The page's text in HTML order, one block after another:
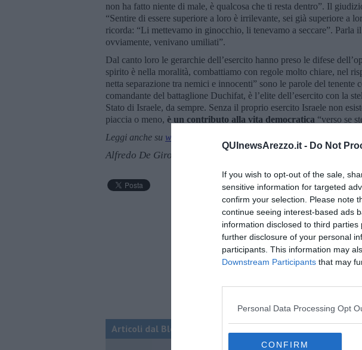
QUInewsArezzo.it - Do Not
If you wish to opt-out of the sale,
sensitive information for targeted
confirm your selection. Please note
continue seeing interest-based ads
information disclosed to third
further disclosure of your personal
participants. This information may
Downstream Participants that may
Personal Data Processing Opt
CONFIRM
non ha fatto niente di male, è qualcosa che ti resta dentro”. Il
“Sentire di essere superiore a loro è irrilevante, sei già superiore a
ricorda: “Li mettevamo in ginocchio, li tenevamo a seccare”. Parla
ovviamente, venivano umiliati”.
Dal canto loro le gerarchie dell’esercito hanno preso le difese
spirito è nella moralità, combattiamo con regole molto chiare, nel
netta separazione tra nemici e innocenti” sono le parole del
comandante del battaglione Duchifat, è l’elite dell’esercito con la
Stato di Israele, da sempre. Senza il proprio esercito Israele non
piaccia o meno, è un contributo alla vita democratica “verso se
Leggi anche su www.ilmedioriente.it
Alfredo De Girolamo e Enrico Catassi
Articoli dal Blog “Fauda e balagan” di Alfredo De Girolamo